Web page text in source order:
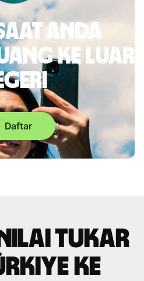
Anda
ke luar
Daftar
nilai tukar
ke